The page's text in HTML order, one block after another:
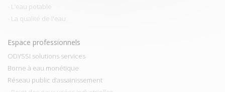
- L’eau potable
- La qualité de l'eau
Espace professionnels
ODYSSI solutions services
Borne à eau monétique
Réseau public d’assainissement